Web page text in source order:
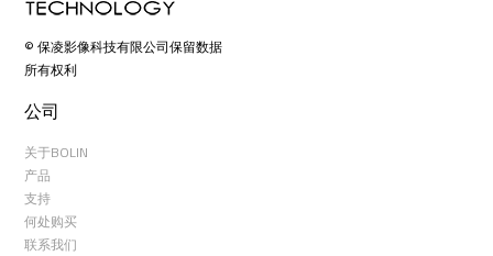
© 保凌影像科技有限公司保留数据
所有权利
公司
关于BOLIN
产品
支持
何处购买
联系我们